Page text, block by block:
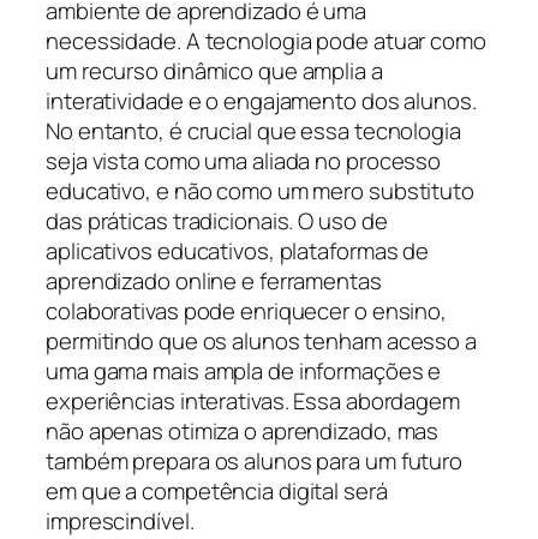
ambiente de aprendizado é uma
necessidade. A tecnologia pode atuar como
um recurso dinâmico que amplia a
interatividade e o engajamento dos alunos.
No entanto, é crucial que essa tecnologia
seja vista como uma aliada no processo
educativo, e não como um mero substituto
das práticas tradicionais. O uso de
aplicativos educativos, plataformas de
aprendizado online e ferramentas
colaborativas pode enriquecer o ensino,
permitindo que os alunos tenham acesso a
uma gama mais ampla de informações e
experiências interativas. Essa abordagem
não apenas otimiza o aprendizado, mas
também prepara os alunos para um futuro
em que a competência digital será
imprescindível.